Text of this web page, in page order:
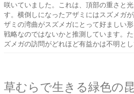
咲いていました。これは、頂部の重さと
す。横倒しになったアザミにはスズメガ
ザミの湾曲がスズメガにとって好ましい
戦略なのではないかと推測しています。
ズメガの訪問がどれほど有益かは不明とし
草むらで生きる緑色の